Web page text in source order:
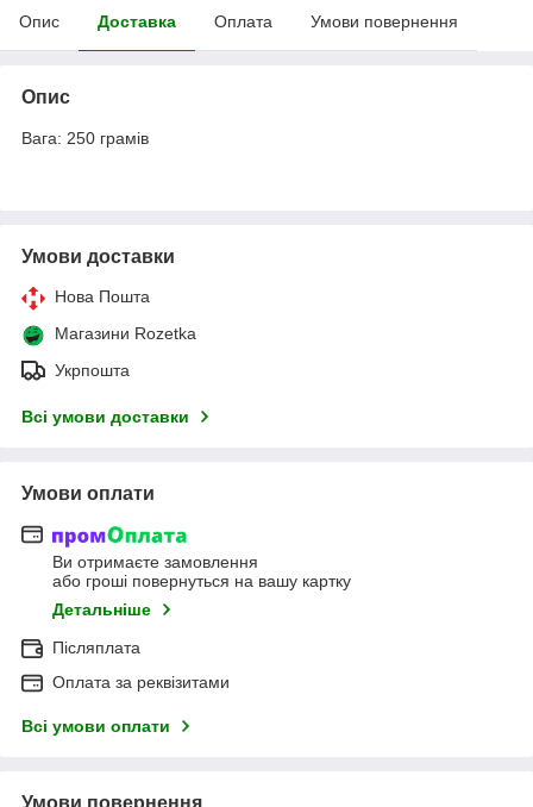
Опис Доставка Оплата Умови повернення
Опис
Вага: 250 грамів
Умови доставки
Нова Пошта
Магазини Rozetka
Укрпошта
Всі умови доставки
Умови оплати
Ви отримаєте замовлення
або гроші повернуться на вашу картку
Детальніше
Післяплата
Оплата за реквізитами
Всі умови оплати